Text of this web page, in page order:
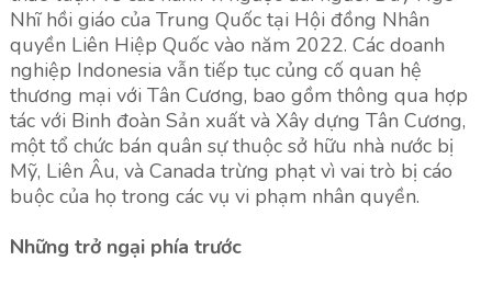
Nhĩ hồi giáo của Trung Quốc tại Hội đồng Nhân
quyền Liên Hiệp Quốc vào năm 2022. Các doanh
nghiệp Indonesia vẫn tiếp tục củng cố quan hệ
thương mại với Tân Cương, bao gồm thông qua hợp
tác với Binh đoàn Sản xuất và Xây dựng Tân Cương,
một tổ chức bán quân sự thuộc sở hữu nhà nước bị
Mỹ, Liên Âu, và Canada trừng phạt vì vai trò bị cáo
buộc của họ trong các vụ vi phạm nhân quyền.
Những trở ngại phía trước